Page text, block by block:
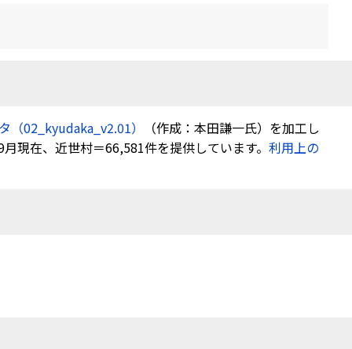
（02_kyudaka_v2.01）
（作成：本田謙一氏）を加工し
現在、近世村＝66,581件を提供しています。 利用上の